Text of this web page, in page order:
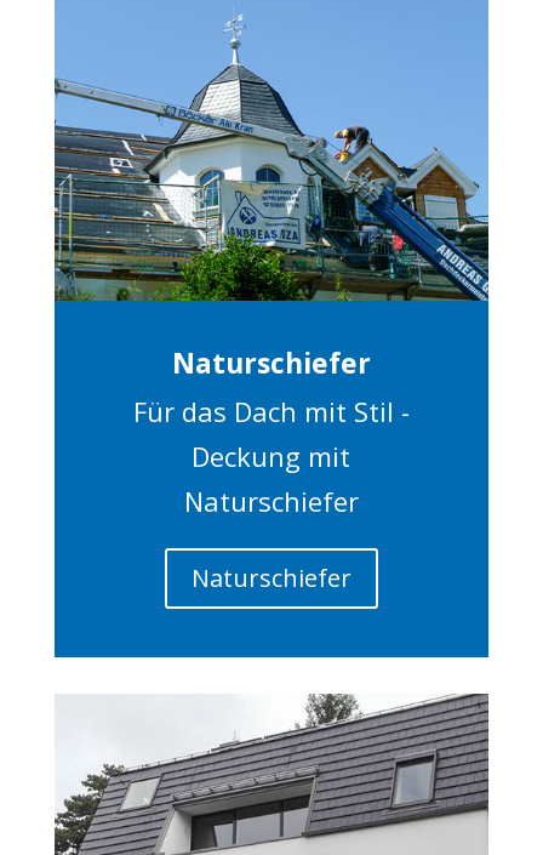
Naturschiefer
Für das Dach mit Stil -
Deckung mit
Naturschiefer
Naturschiefer